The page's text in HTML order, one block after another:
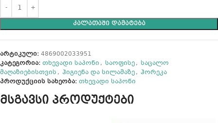
ᲙᲐᲚᲐᲗᲐᲨᲘ ᲓᲐᲛᲐᲢᲔᲑᲐ
არტიკული: 4869002033951
კატეგორია: თხევადი საპონი , საოფისე, საცალო
მაღაზიებისთვის , ჰიგიენა და სილამაზე, ჰორეკა
პროდუქციის სახეობა: თხევადი საპონი
მსგავსი პროდუქტები